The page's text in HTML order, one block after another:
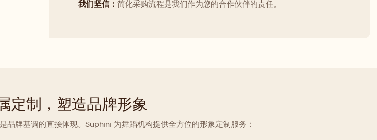
我们坚信： 简化采购流程是我们作为您的合作伙伴的责任。
定制，塑造品牌形象
品牌基调的直接体现。Suphini 为舞蹈机构提供全方位的形象定制服务：